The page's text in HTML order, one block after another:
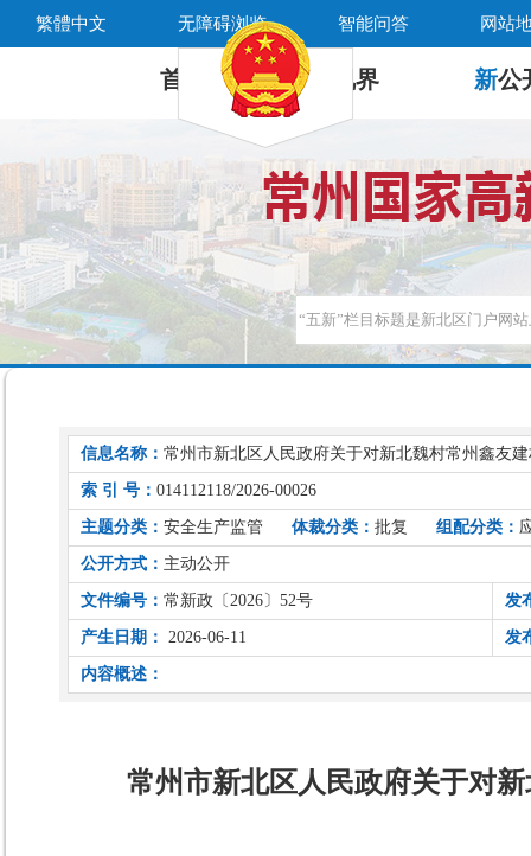
繁體中文 无障碍浏览 智能问答 网站
首 页 新 视界 新公
信息名称： 常州市新北区人民政府关于对新北魏村常州鑫友
索 引 号： 014112118/2026-00026
主题分类： 安全生产监管 体裁分类： 批复 组配分类：
公开方式： 主动公开
文件编号： 常新政〔2026〕52号 发
产生日期： 2026-06-11 发
内容概述：
常州市新北区人民政府关于对